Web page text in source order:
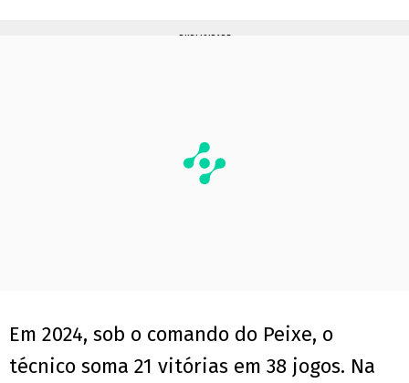
PUBLICIDADE
Em 2024, sob o comando do Peixe, o
técnico soma 21 vitórias em 38 jogos. Na